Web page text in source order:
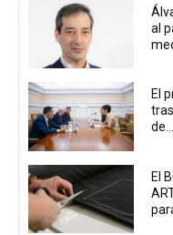
al
El
de...
El